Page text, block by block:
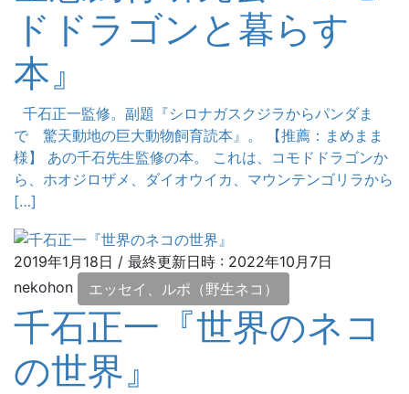
ドドラゴンと暮らす
本』
千石正一監修。副題『シロナガスクジラからパンダま
で 驚天動地の巨大動物飼育読本』。 【推薦：まめまま
様】 あの千石先生監修の本。 これは、コモドドラゴンか
ら、ホオジロザメ、ダイオウイカ、マウンテンゴリラから
[…]
2019年1月18日 / 最終更新日時 : 2022年10月7日
nekohon
エッセイ、ルポ（野生ネコ）
千石正一『世界のネコ
の世界』